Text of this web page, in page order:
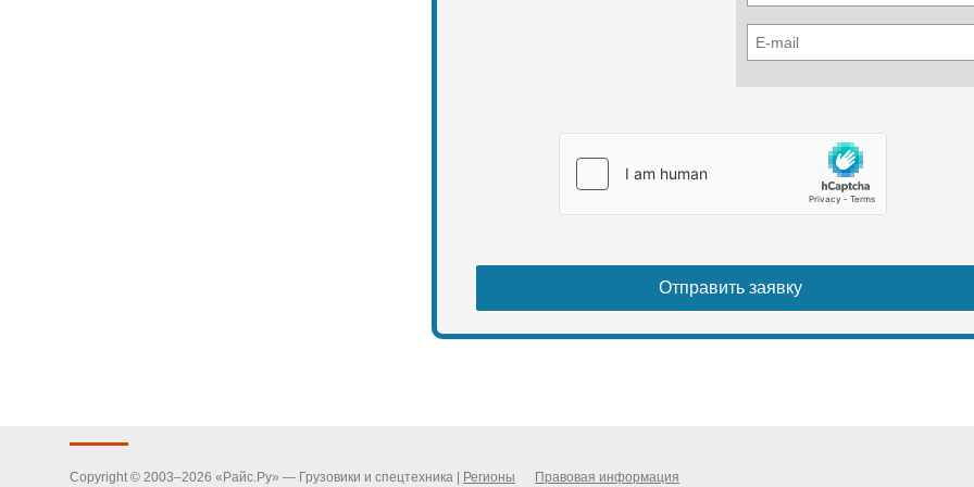
Copyright © 2003–2026 «Райс.Ру» — Грузовики и спецтехника | Регионы Правовая информация